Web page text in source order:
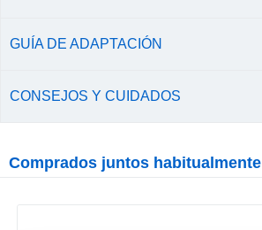
GUÍA DE ADAPTACIÓN
CONSEJOS Y CUIDADOS
Comprados juntos habitualmente